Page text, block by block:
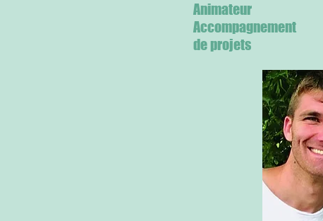
Animateur
Accompagnement
de projets